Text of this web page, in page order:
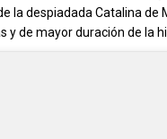
la despiadada Catalina
de mayor duración de la